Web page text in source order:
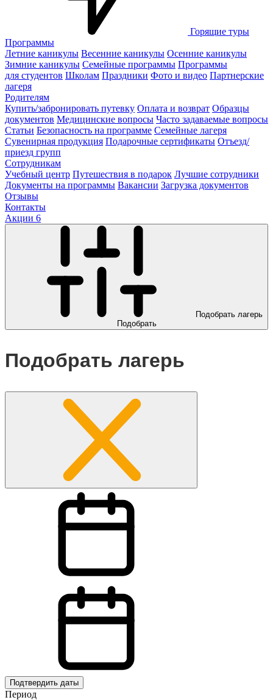
Горящие туры
Программы
Летние каникулы Весенние каникулы Осенние каникулы
Зимние каникулы Семейные программы Программы
для студентов Школам Праздники Фото и видео Партнерские
лагеря
Родителям
Купить/забронировать путевку Оплата и возврат Образцы
документов Медицинские вопросы Часто задаваемые вопросы
Статьи Безопасность на программе Семейные лагеря
Сувенирная продукция Подарочные сертификаты Отъезд/
приезд групп
Сотрудникам
Учебный центр Путешествия в подарок Лучшие сотрудники
Документы на программы Вакансии Загрузка документов
Отзывы
Контакты
Акции 6
Подобрать лагерь
Подобрать
Подобрать лагерь
Подтвердить даты
Период